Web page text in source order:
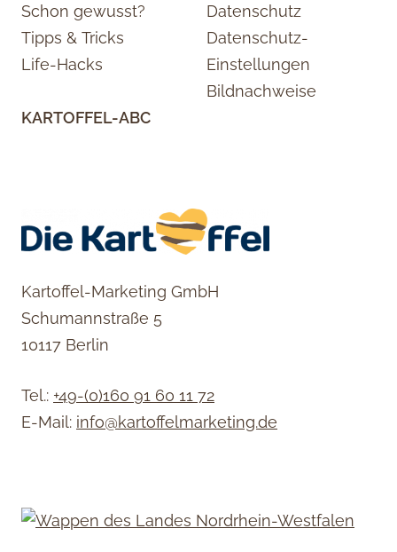
Schon gewusst?
Tipps & Tricks
Life-Hacks
KARTOFFEL-ABC
Datenschutz
Datenschutz-
Einstellungen
Bildnachweise
Kartoffel-Marketing GmbH
Schumannstraße 5
10117 Berlin
Tel.: +49-(0)160 91 60 11 72
E-Mail: info@kartoffelmarketing.de